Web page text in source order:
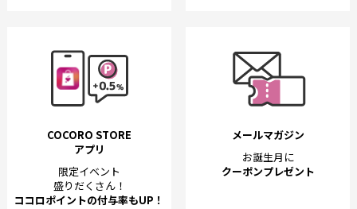
COCORO STORE
アプリ
限定イベント
盛りだくさん！
ココロポイントの付与率もUP！
メールマガジン
お誕生月に
クーポンプレゼント